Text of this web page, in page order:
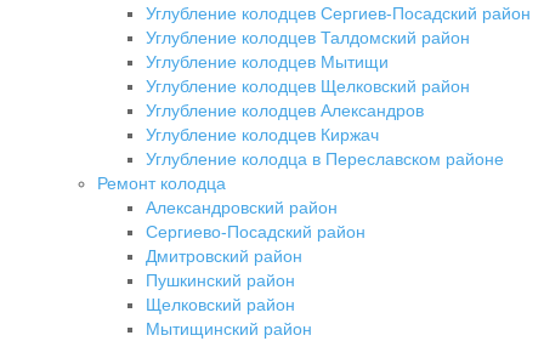
Углубление колодцев Сергиев-Посадский район
Углубление колодцев Талдомский район
Углубление колодцев Мытищи
Углубление колодцев Щелковский район
Углубление колодцев Александров
Углубление колодцев Киржач
Углубление колодца в Переславском районе
Ремонт колодца
Александровский район
Сергиево-Посадский район
Дмитровский район
Пушкинский район
Щелковский район
Мытищинский район